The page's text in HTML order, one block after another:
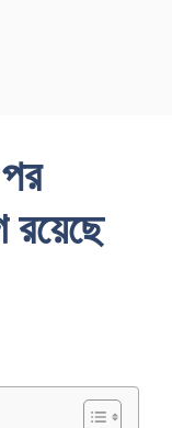
রয়েছে